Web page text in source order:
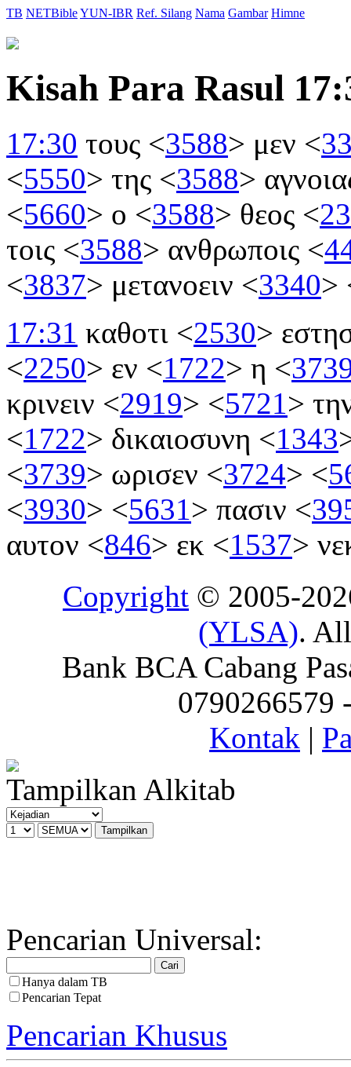
TB NETBibleYUN-IBR Ref. Silang Nama Gambar Himne
Kisah Para Rasul
17:30 τους <3588> μεν <
<5550> της <3588>
<5660> ο <3588> θεος <
τοις <3588> ανθρωποις <
<3837> μετανοειν <3340>
17:31 καθοτι <2530>
<2250> εν <1722> η <
κρινειν <2919> <5721>
<1722> δικαιοσυνη <1343
<3739> ωρισεν <3724> <
<3930> <5631> πασιν <
αυτον <846> εκ <1537>
Copyright © 2005-
(YLSA).
Bank BCA Cabang
0790266579
Kontak |
Tampilkan Alkitab
Pencarian Universal:
Hanya dalam TB
Pencarian Tepat
Pencarian Khusus